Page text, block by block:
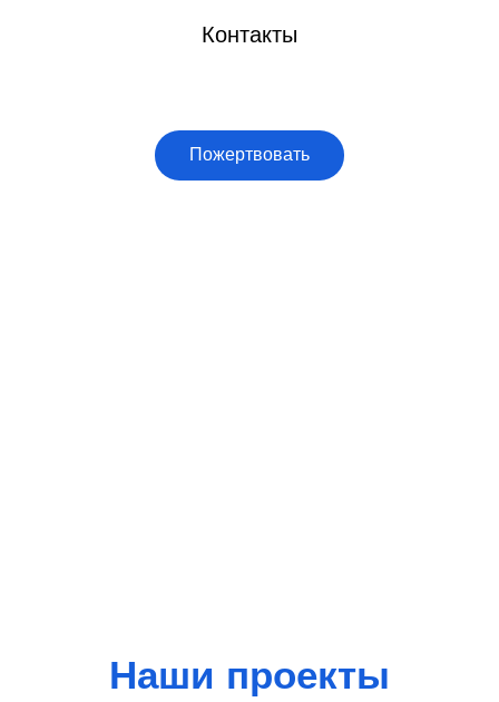
Пожертвовать
Контакты
Наши проекты